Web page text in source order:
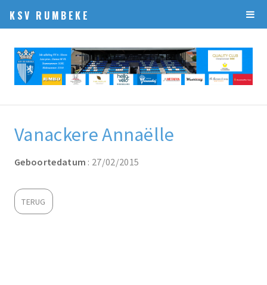
KSV RUMBEKE
Vanackere Annaëlle
Geboortedatum : 27/02/2015
TERUG